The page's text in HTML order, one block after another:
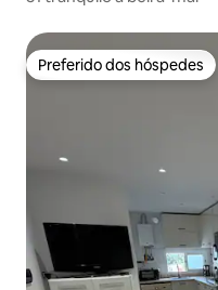
Preferido dos hóspedes
Preferido dos hóspedes